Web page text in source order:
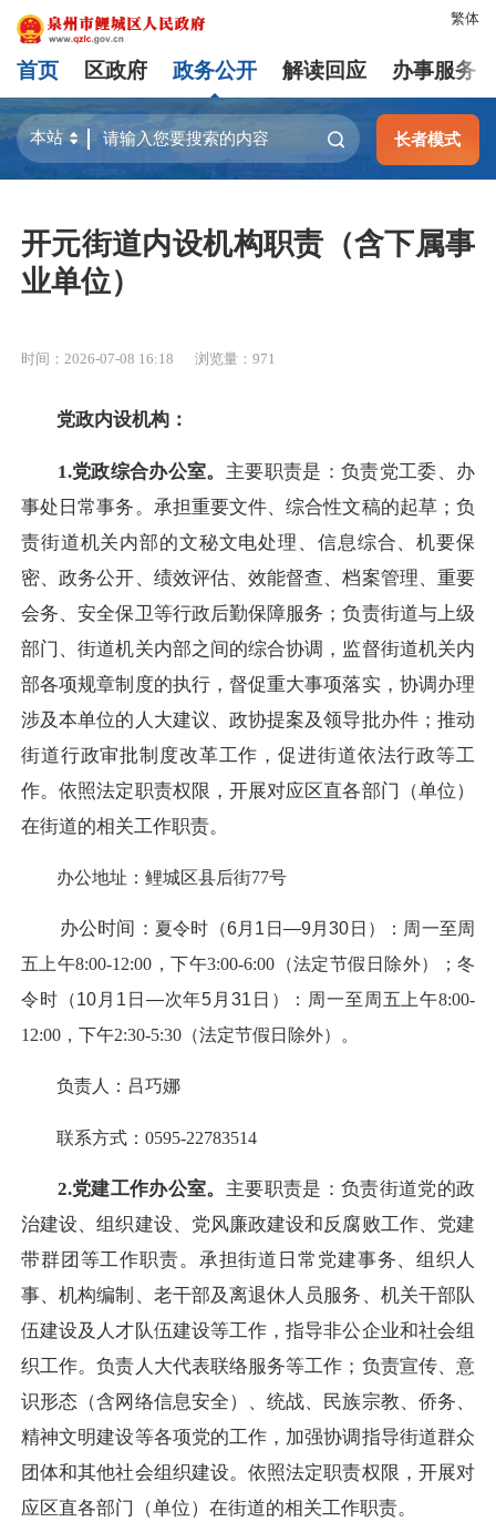
繁体
首页 区政府 政务公开 解读回应 办事服务
长者模式
开元街道内设机构职责（含下属事
业单位）
时间：2026-07-08 16:18 浏览量： 971
党政内设机构：
1.党政综合办公室。 主要职责是：负责党工委、办
事处日常事务。承担重要文件、综合性文稿的起草；负
责街道机关内部的文秘文电处理、信息综合、机要保
密、政务公开、绩效评估、效能督查、档案管理、重要
会务、安全保卫等行政后勤保障服务；负责街道与上级
部门、街道机关内部之间的综合协调，监督街道机关内
部各项规章制度的执行，督促重大事项落实，协调办理
涉及本单位的人大建议、政协提案及领导批办件；推动
街道行政审批制度改革工作，促进街道依法行政等工
作。依照法定职责权限，开展对应区直各部门（单位）
在街道的相关工作职责。
办公地址：鲤城区县后街77号
办公时间： 夏令时（6月1日—9月30日）：周一至周
五 上午8:00-12:00，下午3:00-6:00（法定节假日除外）； 冬
令时（10月1日—次年5月31日）：周一至周五 上午8:00-
12:00，下午2:30-5:30（法定节假日除外）。
负责人：吕巧娜
联系方式：0595-22783514
2.党建工作办公室。 主要职责是：负责街道党的政
治建设、组织建设、党风廉政建设和反腐败工作、党建
带群团等工作职责。承担街道日常党建事务、组织人
事、机构编制、老干部及离退休人员服务、机关干部队
伍建设及人才队伍建设等工作，指导非公企业和社会组
织工作。负责人大代表联络服务等工作；负责宣传、意
识形态（含网络信息安全）、统战、民族宗教、侨务、
精神文明建设等各项党的工作，加强协调指导街道群众
团体和其他社会组织建设。依照法定职责权限，开展对
应区直各部门（单位）在街道的相关工作职责。